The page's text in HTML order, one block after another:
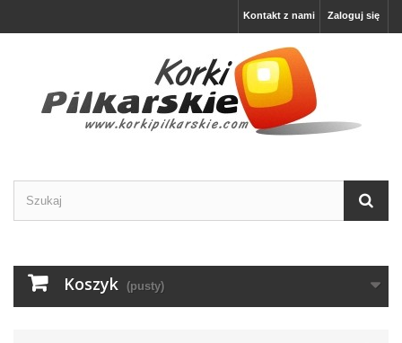
Zaloguj się
Kontakt z nami
Koszyk (pusty)